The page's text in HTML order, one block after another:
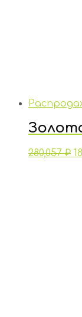
280,057₽